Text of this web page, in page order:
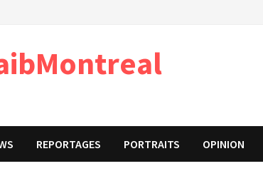
REPORTAGES PORTRAITS OPINION